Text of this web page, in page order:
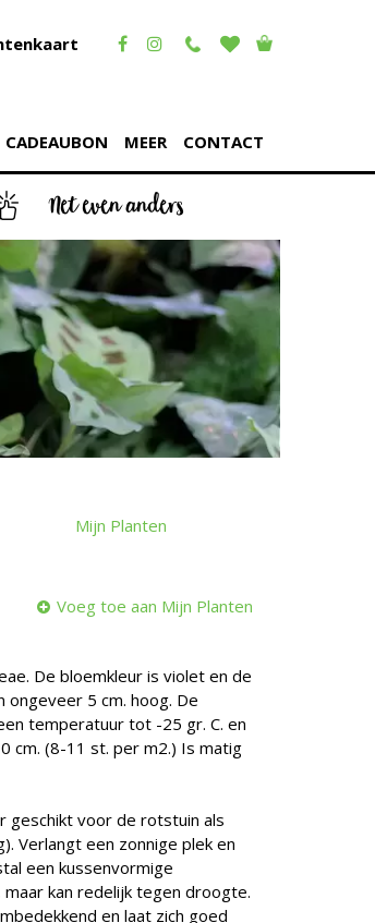
Net even anders
CADEAUBON MEER CONTACT
Mijn Planten
Voeg toe aan Mijn Planten
De bloemkleur is violet en de
ongeveer 5 cm. hoog. De
temperatuur tot -25 gr. C. en
cm. (8-11 st. per m2.) Is matig
geschikt voor de rotstuin als
Verlangt een zonnige plek en
een kussenvormige
kan redelijk tegen droogte.
en laat zich goed